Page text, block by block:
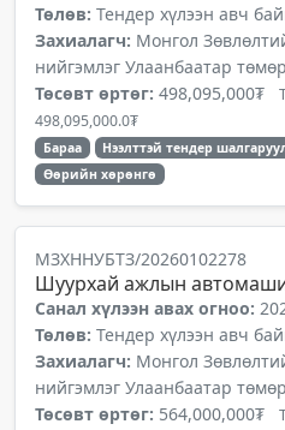
Төлөв: Тендер хүлээн авч
Захиалагч: Монгол
нийгэмлэг Улаанбаатар
Төсөвт өртөг: 498,095,000₮
498,095,000.0₮
Бараа
Нээлттэй тендер
Өөрийн хөрөнгө
МЗХННУБТЗ/20260102278
Шуурхай ажлын
Санал хүлээн авах огноо:
Төлөв: Тендер хүлээн авч
Захиалагч: Монгол
нийгэмлэг Улаанбаатар
Төсөвт өртөг: 564,000,000₮